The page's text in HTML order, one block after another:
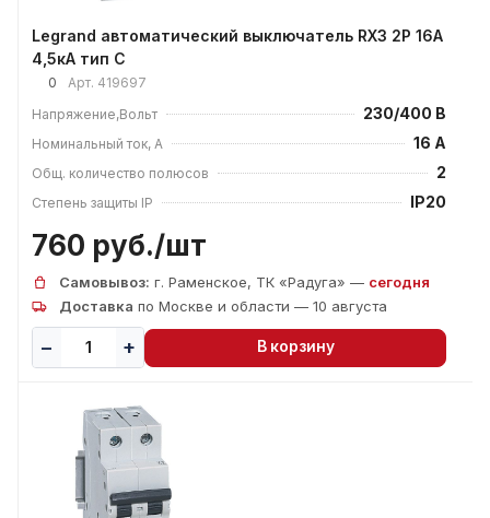
Legrand автоматический выключатель RХ3 2P 16A
4,5кА тип С
0 Арт. 419697
Напряжение,Вольт
230/400 В
Номинальный ток, А 16 А
Общ. количество полюсов 2
Степень защиты IP IP20
760 руб./шт
Самовывоз: г. Раменское, ТК «Радуга» — сегодня
Доставка по Москве и области — 10 августа
В корзину